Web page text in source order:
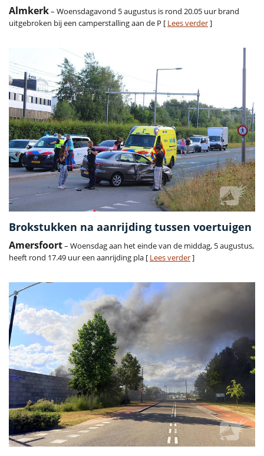
Almkerk– Woensdagavond 5 augustus is rond 20.05 uur brand
uitgebroken bij een camperstalling aan de P [ Lees verder]
Brokstukken na aanrijding tussen voertuigen
Amersfoort– Woensdag aan het einde van de middag, 5 augustus,
heeft rond 17.49 uur een aanrijding pla [ Lees verder]